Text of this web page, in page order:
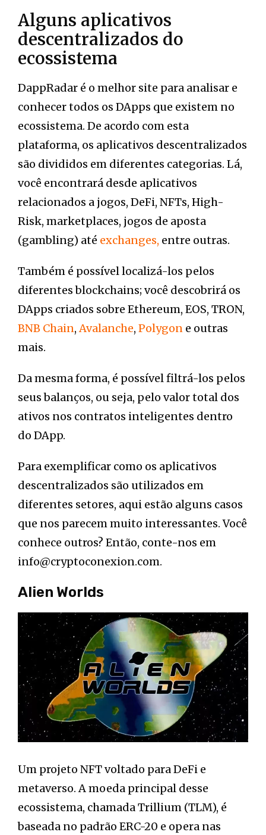
Alguns aplicativos
descentralizados do
ecossistema
DappRadar é o melhor site para analisar e
conhecer todos os DApps que existem no
ecossistema. De acordo com esta
plataforma, os aplicativos descentralizados
são divididos em diferentes categorias. Lá,
você encontrará desde aplicativos
relacionados a jogos, DeFi, NFTs, High-
Risk, marketplaces, jogos de aposta
(gambling) até exchanges, entre outras.
Também é possível localizá-los pelos
diferentes blockchains; você descobrirá os
DApps criados sobre Ethereum, EOS, TRON,
BNB Chain,Avalanche, Polygon e outras
mais.
Da mesma forma, é possível filtrá-los pelos
seus balanços, ou seja, pelo valor total dos
ativos nos contratos inteligentes dentro
do DApp.
Para exemplificar como os aplicativos
descentralizados são utilizados em
diferentes setores, aqui estão alguns casos
que nos parecem muito interessantes. Você
conhece outros? Então, conte-nos em
info@cryptoconexion.com.
Alien Worlds
Um projeto NFT voltado para DeFi e
metaverso. A moeda principal desse
ecossistema, chamada Trillium (TLM), é
baseada no padrão ERC-20 e opera nas